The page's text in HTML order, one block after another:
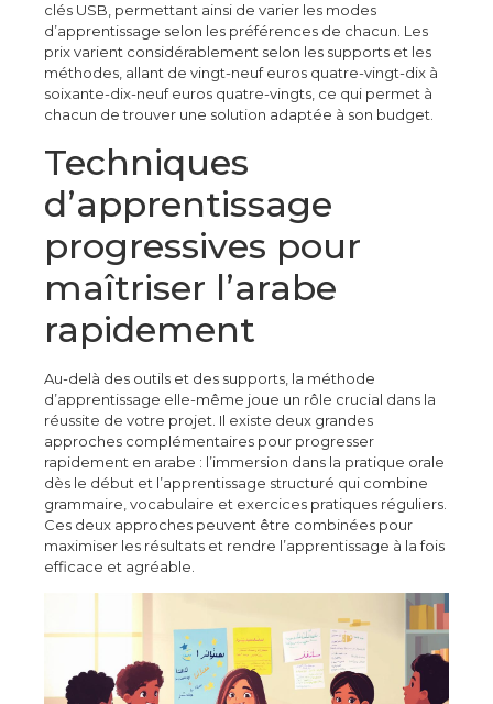
clés USB, permettant ainsi de varier les modes
d’apprentissage selon les préférences de chacun. Les
prix varient considérablement selon les supports et les
méthodes, allant de vingt-neuf euros quatre-vingt-dix à
soixante-dix-neuf euros quatre-vingts, ce qui permet à
chacun de trouver une solution adaptée à son budget.
Techniques
d’apprentissage
progressives pour
maîtriser l’arabe
rapidement
Au-delà des outils et des supports, la méthode
d’apprentissage elle-même joue un rôle crucial dans la
réussite de votre projet. Il existe deux grandes
approches complémentaires pour progresser
rapidement en arabe : l’immersion dans la pratique orale
dès le début et l’apprentissage structuré qui combine
grammaire, vocabulaire et exercices pratiques réguliers.
Ces deux approches peuvent être combinées pour
maximiser les résultats et rendre l’apprentissage à la fois
efficace et agréable.